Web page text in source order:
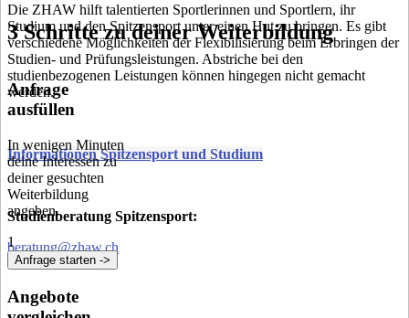
Die ZHAW hilft talentierten Sportlerinnen und Sportlern, ihr
Studium und den Spitzensport unter einen Hut zu bringen. Es gibt
verschiedene Möglichkeiten der Flexibilisierung beim Erbringen der
Studien- und Prüfungsleistungen. Abstriche bei den
studienbezogenen Leistungen können hingegen nicht gemacht
werden.
Informationen Spitzensport und Studium
Studienberatung Spitzensport:
beratung@zhaw.ch
3 Schritte zu deiner Weiterbildung
Anfrage
ausfüllen
In wenigen Minuten
deine Interessen zu
deiner gesuchten
Weiterbildung
angeben.
1
Anfrage starten ->
Angebote